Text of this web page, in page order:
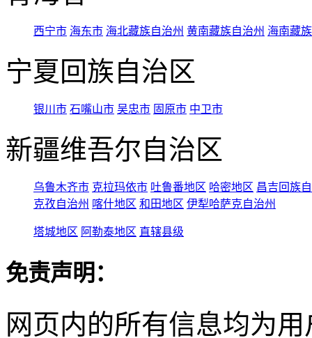
西宁市 海东市 海北藏族自治州 黄南藏族自治州 海南藏
宁夏回族自治区
银川市 石嘴山市 吴忠市 固原市 中卫市
新疆维吾尔自治区
乌鲁木齐市 克拉玛依市 吐鲁番地区 哈密地区 昌吉回族
克孜自治州 喀什地区 和田地区 伊犁哈萨克自治州
塔城地区 阿勒泰地区 直辖县级
免责声明：
网页内的所有信息均为